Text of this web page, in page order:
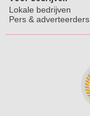
Lokale bedrijven
Pers & adverteerders